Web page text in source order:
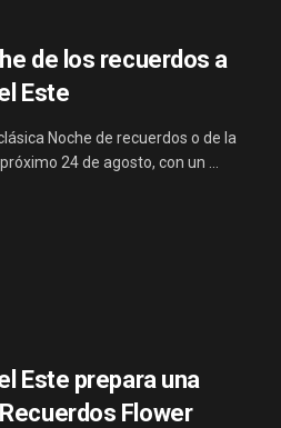
de los recuerdos a
Este
Noche de recuerdos o de la
24 de agosto, con un ...
Este prepara una
Flower